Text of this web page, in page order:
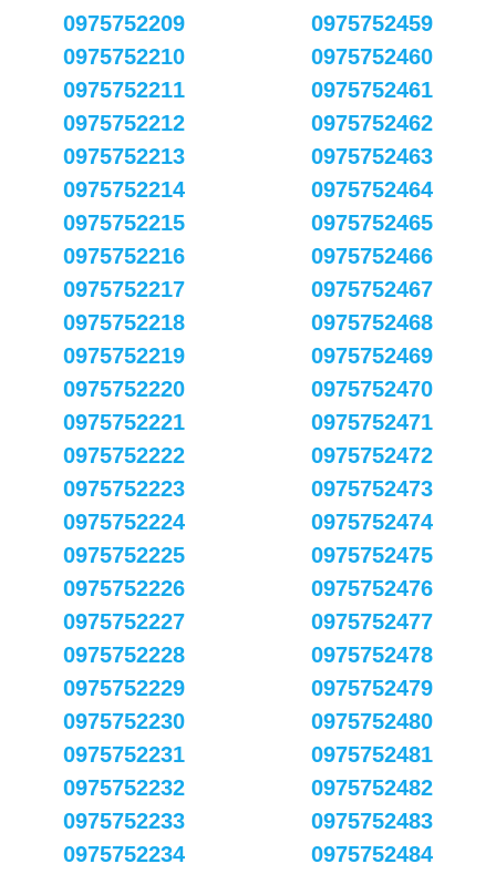
0975752209
0975752210
0975752211
0975752212
0975752213
0975752214
0975752215
0975752216
0975752217
0975752218
0975752219
0975752220
0975752221
0975752222
0975752223
0975752224
0975752225
0975752226
0975752227
0975752228
0975752229
0975752230
0975752231
0975752232
0975752233
0975752234
0975752459
0975752460
0975752461
0975752462
0975752463
0975752464
0975752465
0975752466
0975752467
0975752468
0975752469
0975752470
0975752471
0975752472
0975752473
0975752474
0975752475
0975752476
0975752477
0975752478
0975752479
0975752480
0975752481
0975752482
0975752483
0975752484